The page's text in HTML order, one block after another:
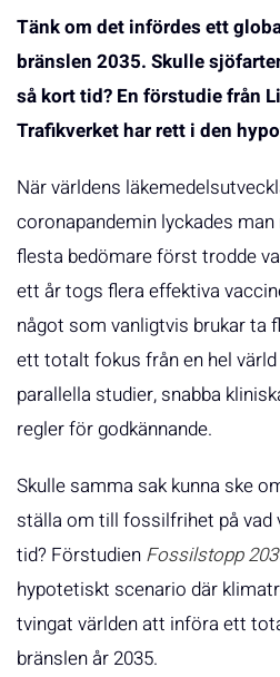
Tänk om det infördes ett
bränslen 2035. Skulle
så kort tid? En förstudie från
Trafikverket har rett i den
När världens
coronapandemin lyckades
flesta bedömare först trodde
ett år togs flera effektiva
något som vanligtvis brukar ta
ett totalt fokus från en hel
parallella studier, snabba
regler för godkännande.
Skulle samma sak kunna ske
ställa om till fossilfrihet på
tid? Förstudien Fossilstopp
hypotetiskt scenario där
tvingat världen att införa ett
bränslen år 2035.